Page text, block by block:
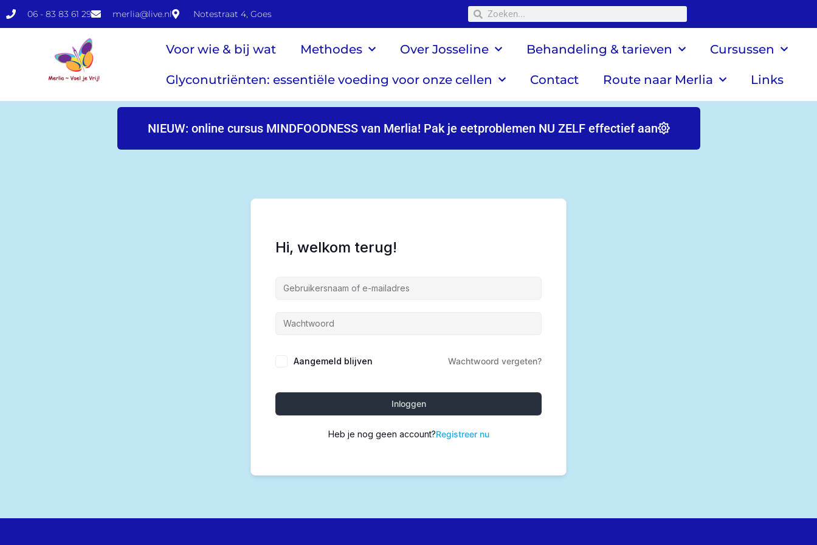
06 - 83 83 61 29 merlia@live.nl Notestraat 4, Goes
Voor wie & bij wat Methodes Over Josseline Behandeling & tarieven Cursussen
Glyconutriënten: essentiële voeding voor onze cellen Contact Route naar Merlia Links
NIEUW: online cursus MINDFOODNESS van Merlia! Pak je eetproblemen NU ZELF effectief aan
Hi, welkom terug!
Alternative:
Aangemeld blijven Wachtwoord vergeten?
Inloggen
Heb je nog geen account?Registreer nu